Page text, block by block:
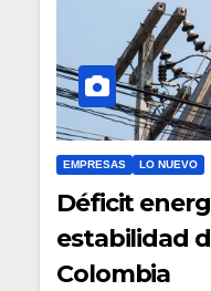
EMPRESAS LO NUEVO
Déficit
estabilidad
Colombia